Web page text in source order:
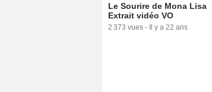
Le Sourire de Mona Lisa
Extrait vidéo VO
2 373 vues - Il y a 22 ans